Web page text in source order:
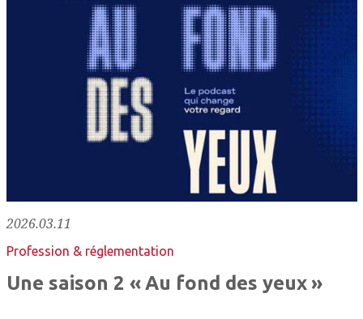
2026.03.11
Profession & réglementation
Une saison 2 « Au fond des yeux »